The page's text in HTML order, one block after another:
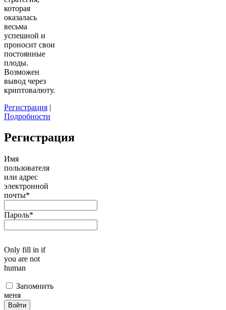
которая
оказалась
весьма
успешной и
проносит свои
постоянные
плоды.
Возможен
вывод через
криптовалюту.
Регистрация |
Подробности
Регистрация
Имя
пользователя
или адрес
электронной
почты*
Пароль*
Only fill in if
you are not
human
Запомнить
меня